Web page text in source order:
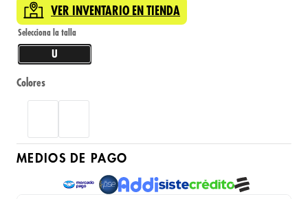
VER INVENTARIO EN TIENDA
U
Colores
MEDIOS DE PAGO